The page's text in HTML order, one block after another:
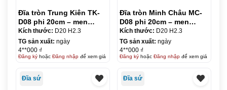
Đĩa tròn Trung Kiên TK-
D08 phi 20cm – men
trắng
Kích thước: D20 H2.3
TG sản xuất: ngày
4**000 ₫
Đăng kýhoặc Đăng nhậpđể xem giá
Đĩa tròn Minh Châu MC-
D08 phi 20cm – men
trắng
Kích thước: D20 H2.3
TG sản xuất: ngày
4**000 ₫
Đăng kýhoặc Đăng nhậpđể xem giá
Đĩa sứ Đĩa sứ